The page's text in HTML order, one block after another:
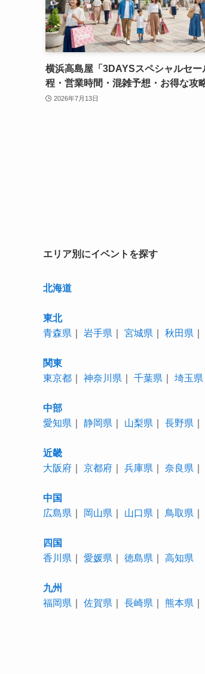
横浜高島屋「3DAYSスペシャルセー
程・営業時間・混雑予想・お得な攻
2026年7月13日
エリア別にイベントを探す
北海道
東北
青森県
岩手県 宮城県 秋田県
関東
東京都
神奈川県 千葉県 埼玉県
中部
愛知県
静岡県 山梨県 長野県
近畿
大阪府
京都府 兵庫県 奈良県
中国
広島県
岡山県 山口県 鳥取県
四国
香川県
愛媛県 徳島県 高知県
九州
福岡県
佐賀県 長崎県 熊本県